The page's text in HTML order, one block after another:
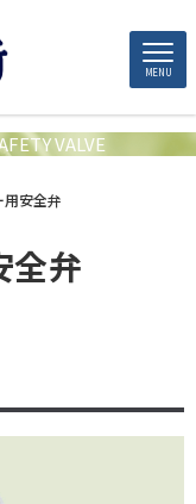
MENU
VALVE
用安全弁
全弁